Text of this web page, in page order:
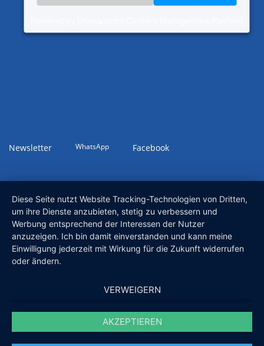
Newsletter WhatsApp Facebook
Diese Seite nutzt Website Tracking-Technologien von Dritten,
um ihre Dienste anzubieten, stetig zu verbessern und
Werbung entsprechend der Interessen der Nutzer
anzuzeigen. Ich bin damit einverstanden und kann meine
Einwilligung jederzeit mit Wirkung für die Zukunft widerrufen
oder ändern.
VERWEIGERN
AKZEPTIEREN